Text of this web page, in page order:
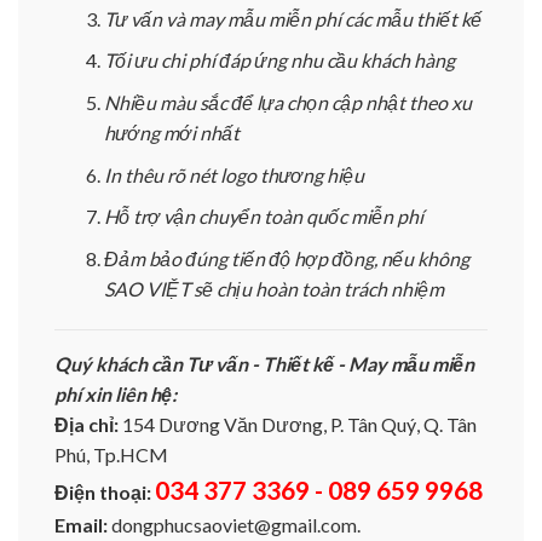
Tư vấn và may mẫu miễn phí các mẫu thiết kế
Tối ưu chi phí đáp ứng nhu cầu khách hàng
Nhiều màu sắc để lựa chọn cập nhật theo xu
hướng mới nhất
In thêu rõ nét logo thương hiệu
Hỗ trợ vận chuyển toàn quốc miễn phí
Đảm bảo đúng tiến độ hợp đồng, nếu không
SAO VIỆT sẽ chịu hoàn toàn trách nhiệm
Quý khách cần Tư vấn - Thiết kế - May mẫu miễn
phí xin liên hệ:
Địa chỉ: 154 Dương Văn Dương, P. Tân Quý, Q. Tân
Phú, Tp.HCM
Điện thoại: 034 377 3369 - 089 659 9968
Email:dongphucsaoviet@gmail.com.